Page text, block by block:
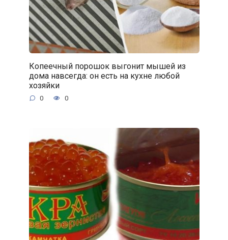
Копеечный порошок выгонит мышей из
дома навсегда: он есть на кухне любой
хозяйки
0 0